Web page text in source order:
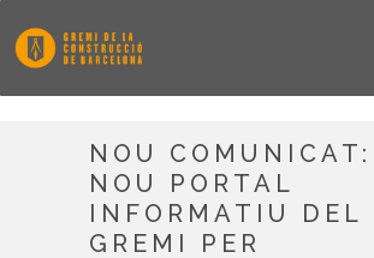
NOU COMUNICAT:
NOU PORTAL
INFORMATIU DEL
GREMI PER